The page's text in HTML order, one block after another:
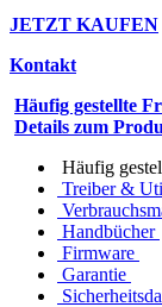
JETZT KAUFEN
Kontakt
Häufig gestellte
Details zum
Häufig
Treiber &
Handbücher
Firmware
Garantie